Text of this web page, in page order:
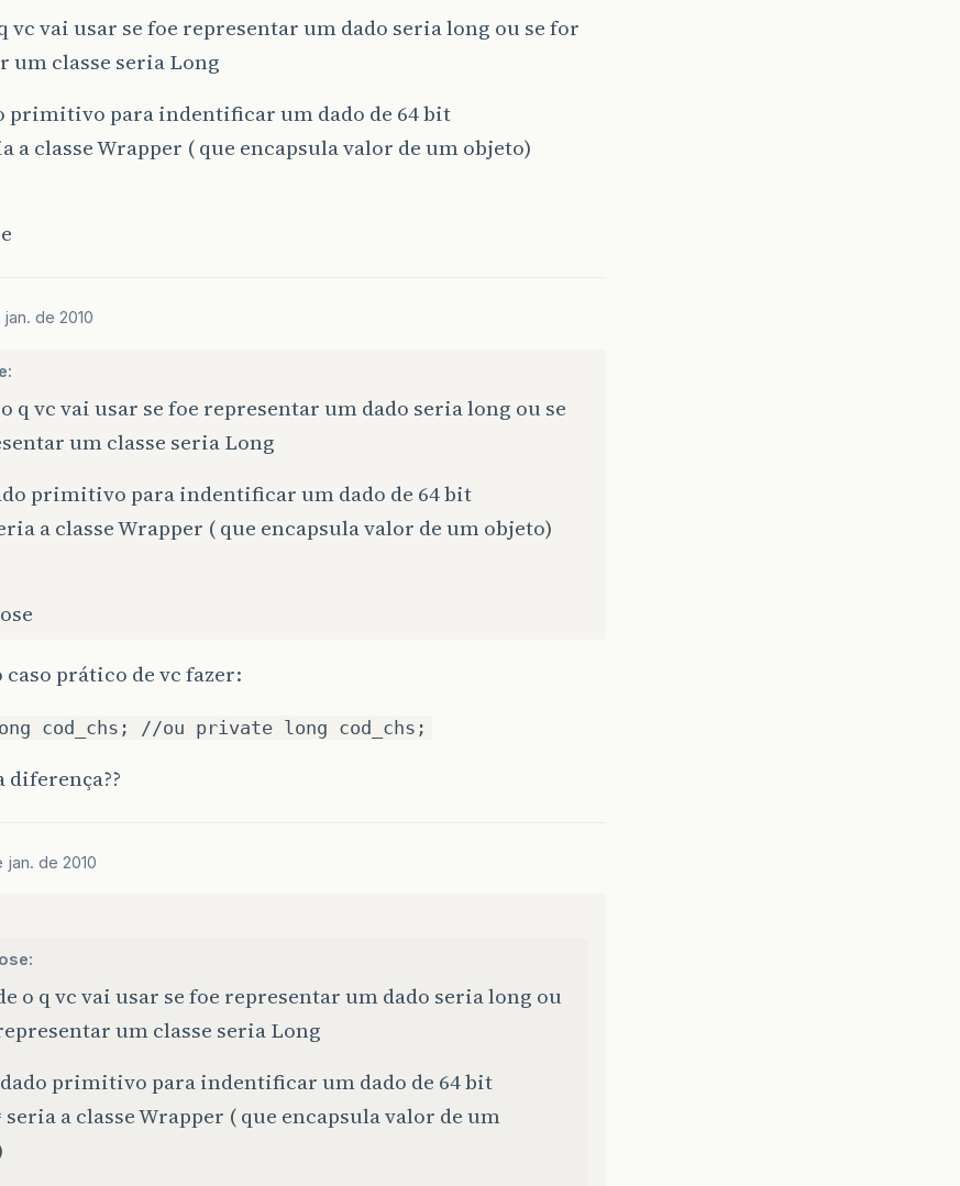
vc vai usar se foe representar um dado seria long ou se for
um classe seria Long
primitivo para indentificar um dado de 64 bit
a classe Wrapper ( que encapsula valor de um objeto)
de 2010
q vc vai usar se foe representar um dado seria long ou se
um classe seria Long
primitivo para indentificar um dado de 64 bit
a classe Wrapper ( que encapsula valor de um objeto)
caso prático de vc fazer:
cod_chs; //ou private long cod_chs;
diferença??
jan. de 2010
o q vc vai usar se foe representar um dado seria long ou
um classe seria Long
primitivo para indentificar um dado de 64 bit
seria a classe Wrapper ( que encapsula valor de um